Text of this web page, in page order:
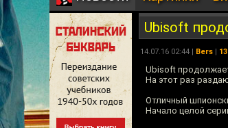
Ubisoft
14.07.16 02:44 | Bers |
Ubisoft
На этот раз
Отличный
Начало целой